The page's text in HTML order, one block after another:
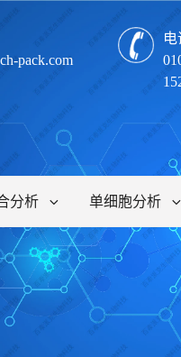
pack.com
电
分析 单细胞分析